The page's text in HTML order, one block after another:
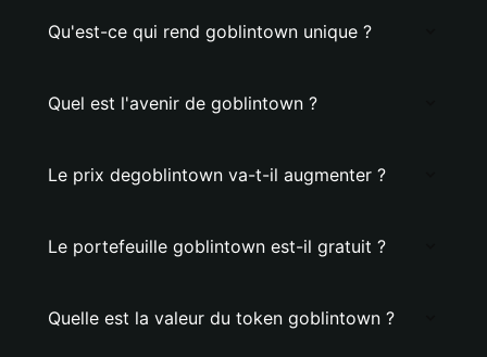
Qu'est-ce qui rend goblintown unique ?
Quel est l'avenir de goblintown ?
Le prix degoblintown va-t-il augmenter ?
Le portefeuille goblintown est-il gratuit ?
Quelle est la valeur du token goblintown ?